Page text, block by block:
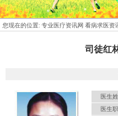
您现在的位置: 专业医疗资讯网 看病求医资
司徒红
医生
医生